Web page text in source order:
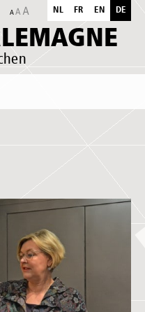
NL FR EN DE